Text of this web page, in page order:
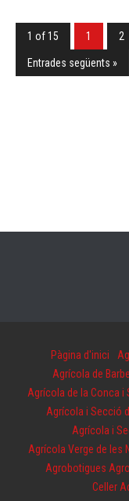
1 of 15 1 2
Entrades següents »
Pàgina d'inici
Agrícola de
Agrícola de la Conca i
Agrícola i Secció
Agrícola i
Agrícola Verge de les
Agrobotigues
Celler